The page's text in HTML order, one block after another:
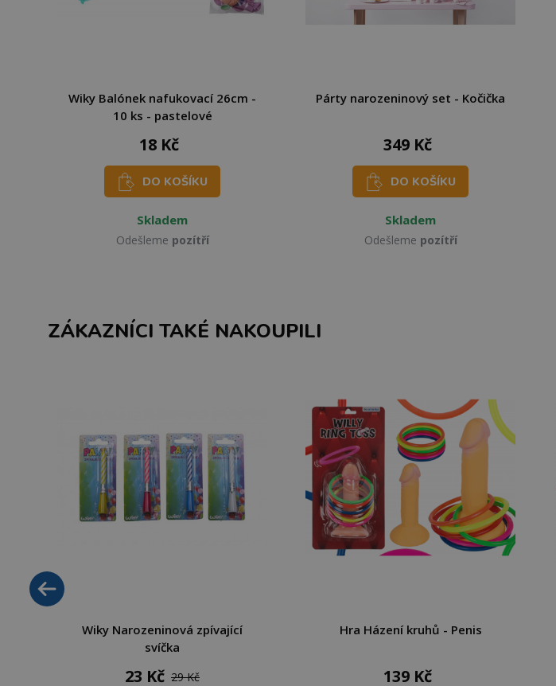
Wiky Balónek nafukovací 26cm -
10 ks - pastelové
18 Kč
DO KOŠÍKU
Skladem
Odešleme pozítří
Párty narozeninový set - Kočička
349 Kč
DO KOŠÍKU
Skladem
Odešleme pozítří
ZÁKAZNÍCI TAKÉ NAKOUPILI
Wiky Narozeninová zpívající
svíčka
23 Kč 29 Kč
Hra Házení kruhů - Penis
139 Kč